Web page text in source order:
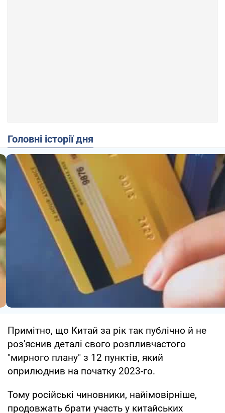
Головні історії дня
Примітно, що Китай за рік так публічно й не
роз'яснив деталі свого розпливчастого
"мирного плану" з 12 пунктів, який
оприлюднив на початку 2023-го.
Тому російські чиновники, найімовірніше,
продовжать брати участь у китайських